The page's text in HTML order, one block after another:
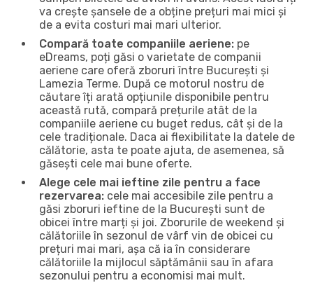
va crește șansele de a obține prețuri mai mici și
de a evita costuri mai mari ulterior.
Compară toate companiile aeriene: pe
eDreams, poți găsi o varietate de companii
aeriene care oferă zboruri între București și
Lamezia Terme. După ce motorul nostru de
căutare îți arată opțiunile disponibile pentru
această rută, compară prețurile atât de la
companiile aeriene cu buget redus, cât și de la
cele tradiționale. Daca ai flexibilitate la datele de
călătorie, asta te poate ajuta, de asemenea, să
găsești cele mai bune oferte.
Alege cele mai ieftine zile pentru a face
rezervarea: cele mai accesibile zile pentru a
găsi zboruri ieftine de la București sunt de
obicei între marți și joi. Zborurile de weekend și
călătoriile în sezonul de vârf vin de obicei cu
prețuri mai mari, așa că ia în considerare
călătoriile la mijlocul săptămânii sau în afara
sezonului pentru a economisi mai mult.